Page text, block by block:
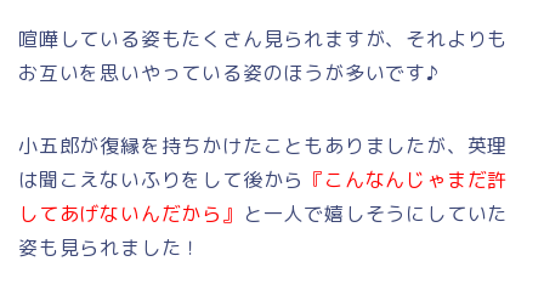
喧嘩している姿もたくさん見られますが、それよりも
お互いを思いやっている姿のほうが多いです♪
小五郎が復縁を持ちかけたこともありましたが、英理
は聞こえないふりをして後から 『こんなんじゃまだ許
してあげないんだから』 と一人で嬉しそうにしていた
姿も見られました！